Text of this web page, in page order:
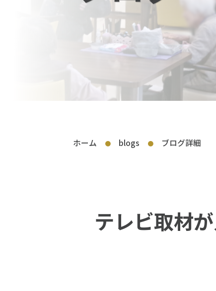
ホーム ● blogs ● ブログ詳細
テレビ取材